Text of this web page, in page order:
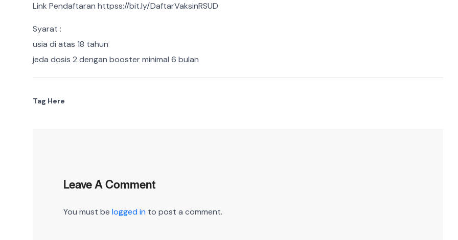
Link Pendaftaran httpss://bit.ly/DaftarVaksinRSUD
Syarat :
usia di atas 18 tahun
jeda dosis 2 dengan booster minimal 6 bulan
Tag Here
Leave A Comment
You must be logged in to post a comment.